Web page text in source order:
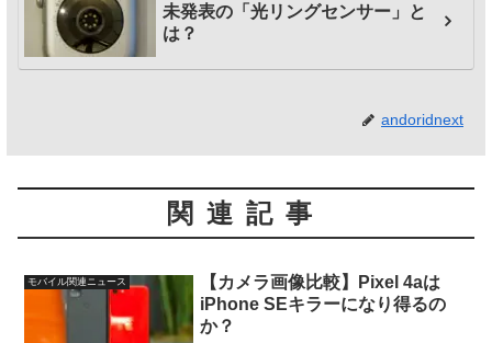
未発表の「光リングセンサー」と
は？
andoridnext
関連記事
モバイル関連ニュース
【カメラ画像比較】Pixel 4aは
iPhone SEキラーになり得るの
か？